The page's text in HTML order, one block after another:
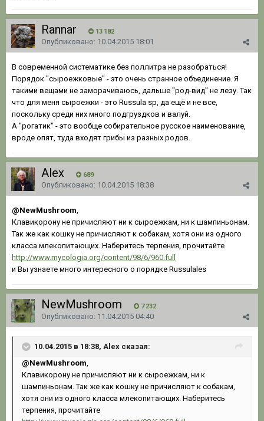
Rannar 13 182
Опубликовано: 10.04.2015 18:01
В современной систематике без поллитра не разобраться!
Порядок "сыроежковые" - это очень странное объединение. Я
такими вещами не заморачиваюсь, дальше "род-вид" не лезу. Так
что для меня сыроежки - это Russula sp, да ещё и не все,
поскольку среди них много подгруздков и валуй.
А "рогатик" - это вообще собирательное русское наименование,
вроде опят, туда входят грибы из разных родов.
Alex 689
Опубликовано: 10.04.2015 18:38
@NewMushroom,
Клавикорону не причисляют ни к сыроежкам, ни к шампиньонам.
Так же как кошку не причисляют к собакам, хотя они из одного
класса млекопитающих. Наберитесь терпения, прочитайте
http://www.mycologia.org/content/98/6/960.full
и Вы узнаете много интересного о порядке Russulales
NewMushroom 7 232
Опубликовано: 11.04.2015 04:40
10.04.2015 в 18:38, Alex сказал:
@NewMushroom,
Клавикорону не причисляют ни к сыроежкам, ни к
шампиньонам. Так же как кошку не причисляют к собакам,
хотя они из одного класса млекопитающих. Наберитесь
терпения, прочитайте